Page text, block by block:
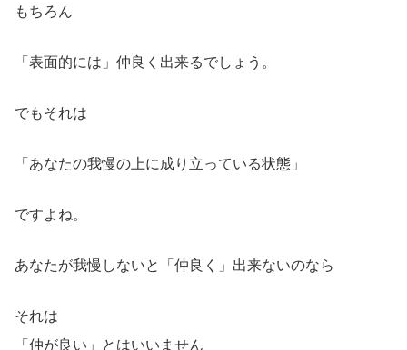
もちろん
「表面的には」仲良く出来るでしょう。
でもそれは
「あなたの我慢の上に成り立っている状態」
ですよね。
あなたが我慢しないと「仲良く」出来ないのなら
それは
「仲が良い」とはいいません